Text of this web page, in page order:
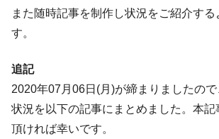
『Money1』
韓国政府『BYD』車への
は韓国で『BYD』車は売れている。6カ
1.9倍！
『Money1』
く空港に詰めかけ「出て行け！」「極右勢
ドを掲げる「在韓反米勢力」
『Money1』
韓国政府「2035年までに
ータセンター整備」⇒ だから無理だってば
また随時記事を制作し状況をご紹介する
す。
追記
2020年07月06日(月)が締まりましたの
状況を以下の記事にまとめました。本記
頂ければ幸いです。